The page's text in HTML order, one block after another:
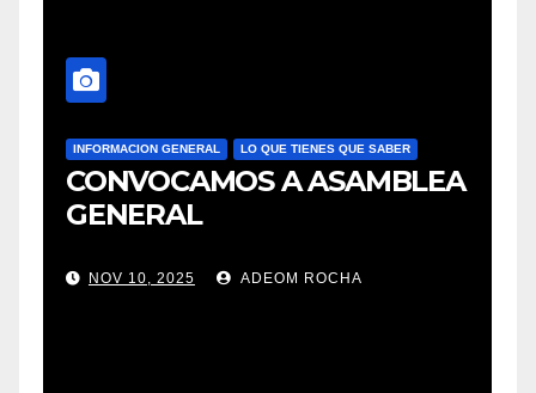
INFORMACION GENERAL LO QUE TIENES QUE SABER
CONVOCAMOS A ASAMBLEA
GENERAL
NOV 10, 2025 ADEOM ROCHA